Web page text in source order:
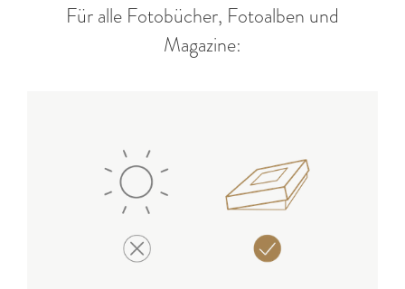
Für alle Fotobücher, Fotoalben und
Magazine: